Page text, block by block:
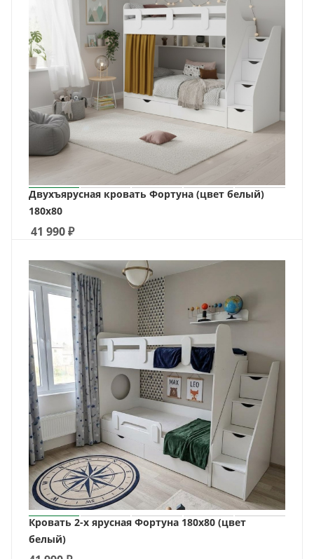
Двухъярусная кровать Фортуна (цвет белый)
180х80
41 990₽
Кровать 2-х ярусная Фортуна 180х80 (цвет
белый)